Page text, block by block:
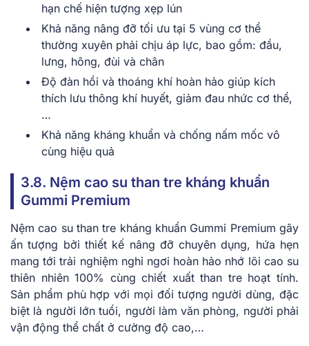
hạn chế hiện tượng xẹp lún
Khả năng nâng đỡ tối ưu tại 5 vùng cơ thể
thường xuyên phải chịu áp lực, bao gồm: đầu,
lưng, hông, đùi và chân
Độ đàn hồi và thoáng khí hoàn hảo giúp kích
thích lưu thông khí huyết, giảm đau nhức cơ thể,
…
Khả năng kháng khuẩn và chống nấm mốc vô
cùng hiệu quả
3.8. Nệm cao su than tre kháng khuẩn
Gummi Premium
Nệm cao su than tre kháng khuẩn Gummi Premium gây
ấn tượng bởi thiết kế nâng đỡ chuyên dụng, hứa hẹn
mang tới trải nghiệm nghỉ ngơi hoàn hảo nhớ lõi cao su
thiên nhiên 100% cùng chiết xuất than tre hoạt tính.
Sản phẩm phù hợp với mọi đối tượng người dùng, đặc
biệt là người lớn tuổi, người làm văn phòng, người phải
vận động thể chất ở cường độ cao,…